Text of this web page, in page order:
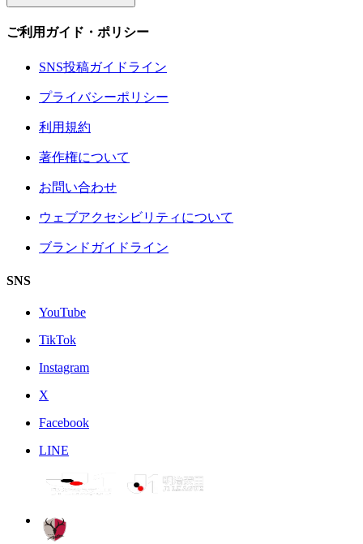
ご利用ガイド・ポリシー
SNS投稿ガイドライン
プライバシーポリシー
利用規約
著作権について
お問い合わせ
ウェブアクセシビリティについて
ブランドガイドライン
SNS
YouTube
TikTok
Instagram
X
Facebook
LINE